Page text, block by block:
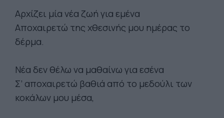
Αρχίζει μία νέα ζωή για εμένα
Αποχαιρετώ της χθεσινής μου ημέρας το
δέρμα.
Νέα δεν θέλω να μαθαίνω για εσένα
Σ’ αποχαιρετώ βαθιά από το μεδούλι των
κοκάλων μου μέσα,